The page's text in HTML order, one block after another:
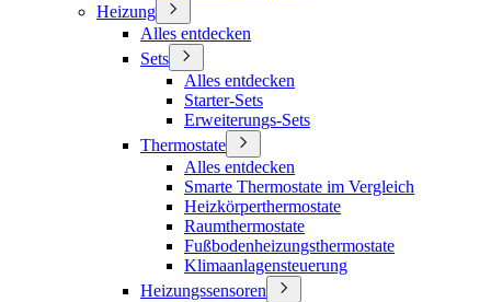
Heizung
Alles entdecken
Sets
Alles entdecken
Starter-Sets
Erweiterungs-Sets
Thermostate
Alles entdecken
Smarte Thermostate im Vergleich
Heizkörperthermostate
Raumthermostate
Fußbodenheizungsthermostate
Klimaanlagensteuerung
Heizungssensoren